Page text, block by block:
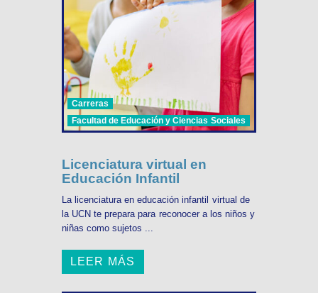
Carreras
Facultad de Educación y Ciencias Sociales
Licenciatura virtual en
Educación Infantil
La licenciatura en educación infantil virtual de
la UCN te prepara para reconocer a los niños y
niñas como sujetos ...
LEER MÁS